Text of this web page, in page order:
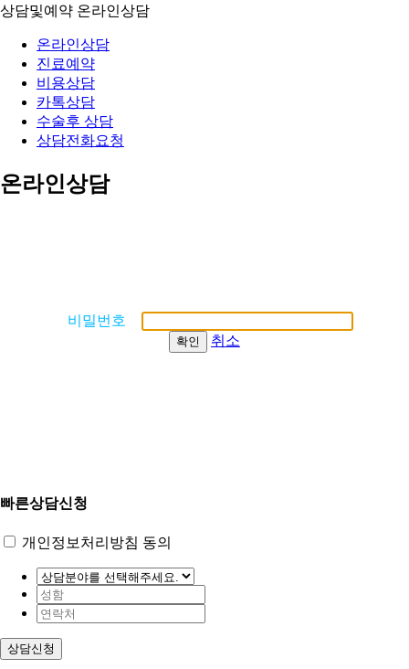
상담및예약 온라인상담
온라인상담
진료예약
비용상담
카톡상담
수술후 상담
상담전화요청
온라인상담
비밀번호
확인 취소
빠른상담신청
개인정보처리방침 동의
상담신청